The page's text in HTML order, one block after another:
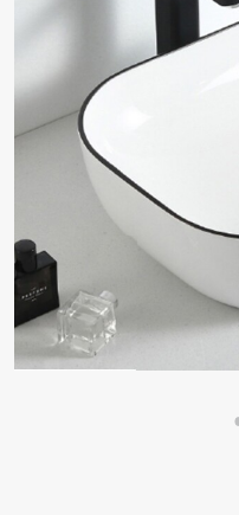
Over ons
Blogs
Contact
Aanvraag starten
Search